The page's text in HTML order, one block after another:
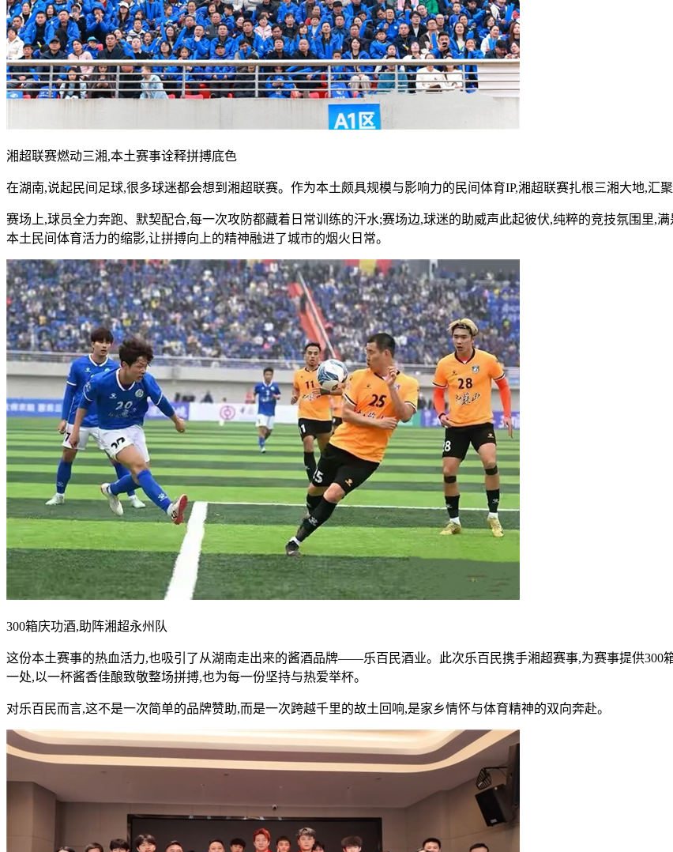
湘超联赛燃动三湘,本土赛事诠释拼搏底色
在湖南,说起民间足球,很多球迷都会想到湘超联赛。作为本土颇具规模与影响力的民间体育IP,湘超联赛扎根三湘大地,汇
赛场上,球员全力奔跑、默契配合,每一次攻防都藏着日常训练的汗水;赛场边,球迷的助威声此起彼伏,纯粹的竞技氛围里,
本土民间体育活力的缩影,让拼搏向上的精神融进了城市的烟火日常。
300箱庆功酒,助阵湘超永州队
这份本土赛事的热血活力,也吸引了从湖南走出来的酱酒品牌——乐百民酒业。此次乐百民携手湘超赛事,为赛事提供300
一处,以一杯酱香佳酿致敬整场拼搏,也为每一份坚持与热爱举杯。
对乐百民而言,这不是一次简单的品牌赞助,而是一次跨越千里的故土回响,是家乡情怀与体育精神的双向奔赴。